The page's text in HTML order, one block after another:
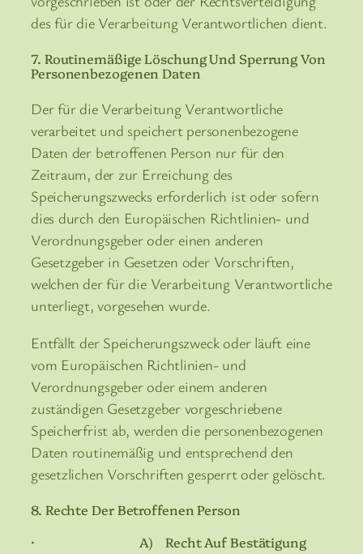
des für die Verarbeitung Verantwortlichen dient.
7. Routinemäßige Löschung Und Sperrung Von
Personenbezogenen Daten
Der für die Verarbeitung Verantwortliche
verarbeitet und speichert personenbezogene
Daten der betroffenen Person nur für den
Zeitraum, der zur Erreichung des
Speicherungszwecks erforderlich ist oder sofern
dies durch den Europäischen Richtlinien- und
Verordnungsgeber oder einen anderen
Gesetzgeber in Gesetzen oder Vorschriften,
welchen der für die Verarbeitung Verantwortliche
unterliegt, vorgesehen wurde.
Entfällt der Speicherungszweck oder läuft eine
vom Europäischen Richtlinien- und
Verordnungsgeber oder einem anderen
zuständigen Gesetzgeber vorgeschriebene
Speicherfrist ab, werden die personenbezogenen
Daten routinemäßig und entsprechend den
gesetzlichen Vorschriften gesperrt oder gelöscht.
8. Rechte Der Betroffenen Person
· A) Recht Auf Bestätigung